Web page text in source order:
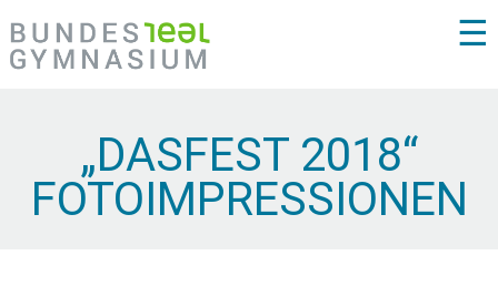
☰
„DASFEST 2018“
FOTOIMPRESSIONEN